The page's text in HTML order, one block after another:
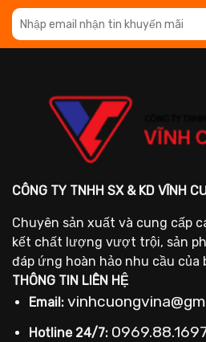
64.500
₫.
CÔNG TY TNHH SX & KD VĨNH
Chuyên sản xuất và cung cấp
kết chất lượng vượt trội, sản
đáp ứng hoàn hảo nhu cầu của
THÔNG TIN LIÊN HỆ
Email:
Hotline 24/7: